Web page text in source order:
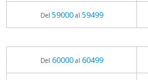
Del 59000al 59499
Del 60000al 60499